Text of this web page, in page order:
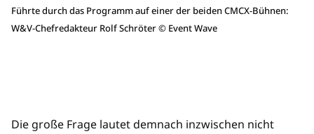
Führte durch das Programm auf einer der beiden CMCX-Bühnen:
W&V-Chefredakteur Rolf Schröter© Event Wave
Die große Frage lautet demnach inzwischen nicht